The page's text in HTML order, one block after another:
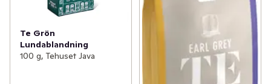
Te Grön
Lundablandning
100 g, Tehuset Java